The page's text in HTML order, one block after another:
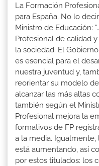
La Formación
para España. No lo
Ministro de Educación:
Profesional de calidad
la sociedad. El
es esencial para el
nuestra juventud y,
reorientar su modelo
alcanzar las más altas
también según el
Profesional mejora la
formativos de FP
a la media. Igualmente,
está aumentando, así
por estos titulados: los